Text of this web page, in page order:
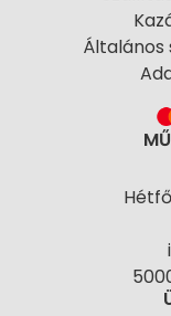
Általános